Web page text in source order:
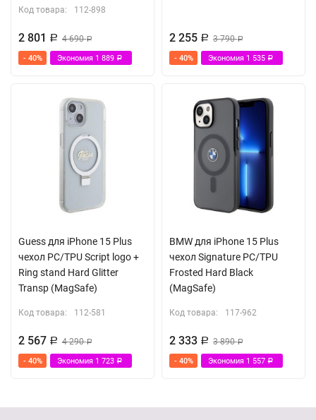
Код товара: 112-898
2 801 Р 4 690Р
- 40% Экономия 1 889 Р
2 255 Р 3 790Р
- 40% Экономия 1 535 Р
Guess для iPhone 15 Plus
чехол PC/TPU Script logo +
Ring stand Hard Glitter
Transp (MagSafe)
Код товара: 112-581
2 567 Р 4 290Р
- 40% Экономия 1 723 Р
BMW для iPhone 15 Plus
чехол Signature PC/TPU
Frosted Hard Black
(MagSafe)
Код товара: 117-962
2 333 Р 3 890Р
- 40% Экономия 1 557 Р